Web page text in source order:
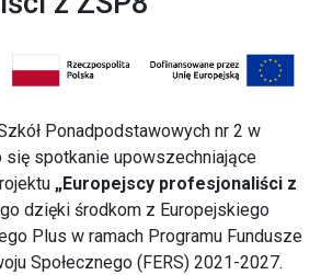
Ponadpodstawowych nr 2 w
się spotkanie upowszechniające
„Europejscy profesjonaliści z
dzięki środkom z Europejskiego
Plus w ramach Programu Fundusze
Społecznego (FERS) 2021-2027.